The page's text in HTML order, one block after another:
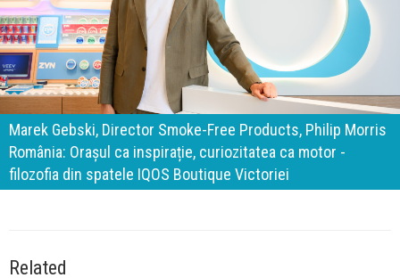
140 de ani de Mercedes-Benz. Ramona Pîrlog: Cel mai
important „test al timpului” este să inovăm constant, dar
cu aceeași responsabilitate față de oameni, siguranță și
calitate
Related